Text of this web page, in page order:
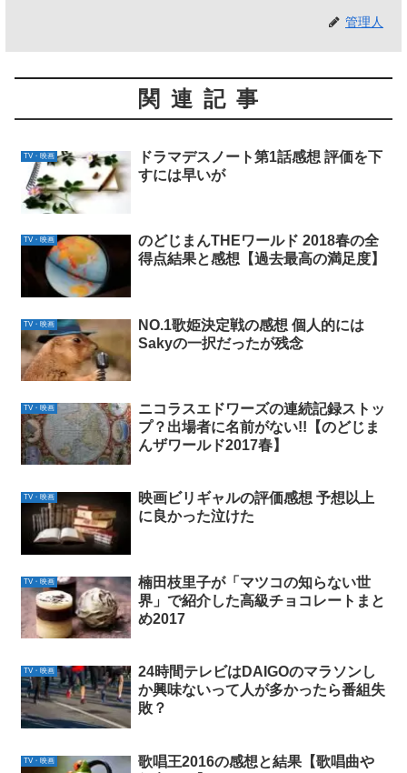
管理人
関連記事
TV・映画
ドラマデスノート第1話感想 評価を下
すには早いが
TV・映画
のどじまんTHEワールド 2018春の全
得点結果と感想【過去最高の満足度】
TV・映画
NO.1歌姫決定戦の感想 個人的には
Sakyの一択だったが残念
TV・映画
ニコラスエドワーズの連続記録ストッ
プ？出場者に名前がない!!【のどじま
んザワールド2017春】
TV・映画
映画ビリギャルの評価感想 予想以上
に良かった泣けた
TV・映画
楠田枝里子が「マツコの知らない世
界」で紹介した高級チョコレートまと
め2017
TV・映画
24時間テレビはDAIGOのマラソンし
か興味ないって人が多かったら番組失
敗？
TV・映画
歌唱王2016の感想と結果【歌唱曲や